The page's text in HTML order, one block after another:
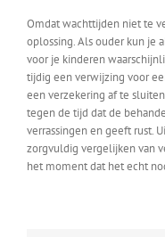
Omdat wachttijden niet te
oplossing. Als ouder kun je
voor je kinderen
tijdig een verwijzing voor
een verzekering af te
tegen de tijd dat de
verrassingen en geeft rust.
zorgvuldig vergelijken van
het moment dat het echt